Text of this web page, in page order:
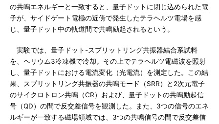
の共鳴エネルギーと一致すると、量子ドットに閉じ込められた電
子が、サイドゲート電極の近傍で発生したテラヘルツ電場を感
じ、量子ドット中の軌道間で共鳴励起されるという。
実験では、量子ドット-スプリットリング共振器結合系試料
を、ヘリウム3冷凍機で冷却。その上でテラヘルツ電磁波を照射
し、量子ドットにおける電流変化（光電流）を測定した。この結
果、スプリットリング共振器の共鳴モード（SRR）と2次元電子
のサイクロトロン共鳴（CR）および、量子ドットの共鳴励起信
号（QD）の間で反交差信号を観測した。また、3つの信号のエネ
ルギーが一致する磁場領域では、3つの共鳴信号の間で反交差信